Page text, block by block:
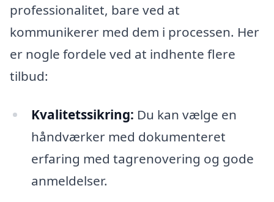
professionalitet, bare ved at
kommunikerer med dem i processen. Her
er nogle fordele ved at indhente flere
tilbud:
Kvalitetssikring: Du kan vælge en
håndværker med dokumenteret
erfaring med tagrenovering og gode
anmeldelser.